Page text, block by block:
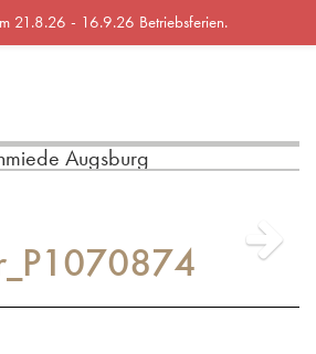
Menü
21.8.26 - 16.9.26 Betriebsferien.